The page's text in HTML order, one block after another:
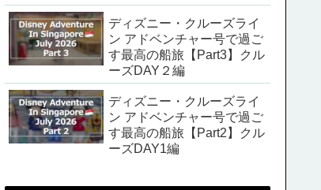
ディズニー・クルーズライ
ン アドベンチャー号で過ご
す最高の船旅【Part3】クル
ーズDAY２編
ディズニー・クルーズライ
ン アドベンチャー号で過ご
す最高の船旅【Part2】クル
ーズDAY1編